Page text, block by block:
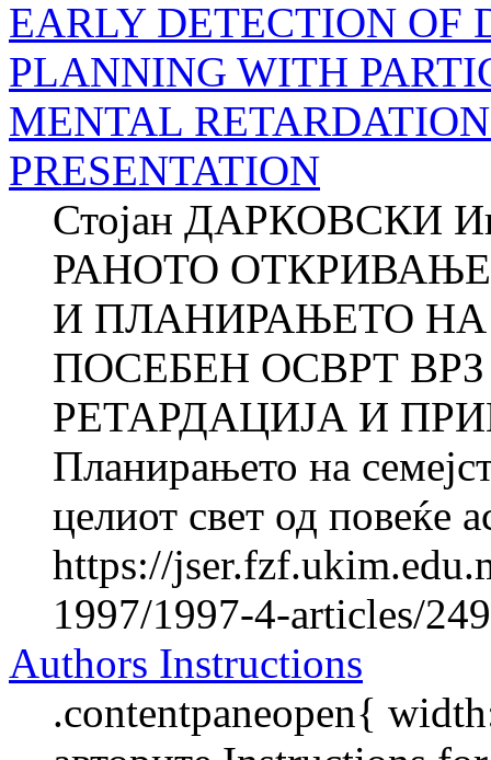
EARLY DETECTION
PLANNING WITH
MENTAL
PRESENTATION
Стојан ДАРКОВСКИ
РАНОТО
И ПЛАНИРАЊЕТО
ПОСЕБЕН ОСВРТ
РЕТАРДАЦИЈА И
Планирањето на
целиот свет од повеќе
https://
1997/1997-4-articles/
Authors Instructions
.contentpaneopen{